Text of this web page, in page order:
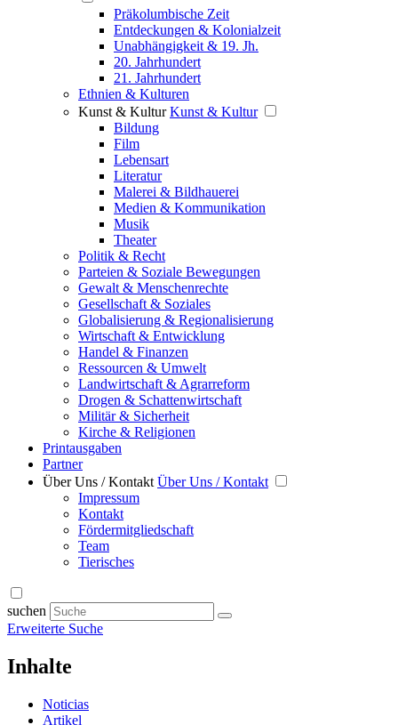
Präkolumbische Zeit
Entdeckungen & Kolonialzeit
Unabhängigkeit & 19. Jh.
20. Jahrhundert
21. Jahrhundert
Ethnien & Kulturen
Kunst & Kultur Kunst & Kultur
Bildung
Film
Lebensart
Literatur
Malerei & Bildhauerei
Medien & Kommunikation
Musik
Theater
Politik & Recht
Parteien & Soziale Bewegungen
Gewalt & Menschenrechte
Gesellschaft & Soziales
Globalisierung & Regionalisierung
Wirtschaft & Entwicklung
Handel & Finanzen
Ressourcen & Umwelt
Landwirtschaft & Agrarreform
Drogen & Schattenwirtschaft
Militär & Sicherheit
Kirche & Religionen
Printausgaben
Partner
Über Uns / Kontakt Über Uns / Kontakt
Impressum
Kontakt
Fördermitgliedschaft
Team
Tierisches
suchen
Erweiterte Suche
Inhalte
Noticias
Artikel